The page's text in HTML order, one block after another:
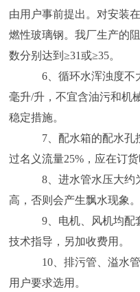
由用户事前提出。对安装
燃性玻璃钢。我厂生产的
数分别达到≥31或≥35。
6、循环水浑浊度不
毫升/升，不宜含油污和机
稳定措施。
7、配水箱的配水孔
过名义流量25%，应在订货
8、进水管水压大约
高，否则会产生飘水现象。
9、电机、风机均配
技术指导，另加收费用。
10、排污管、溢水
用户要求选用。